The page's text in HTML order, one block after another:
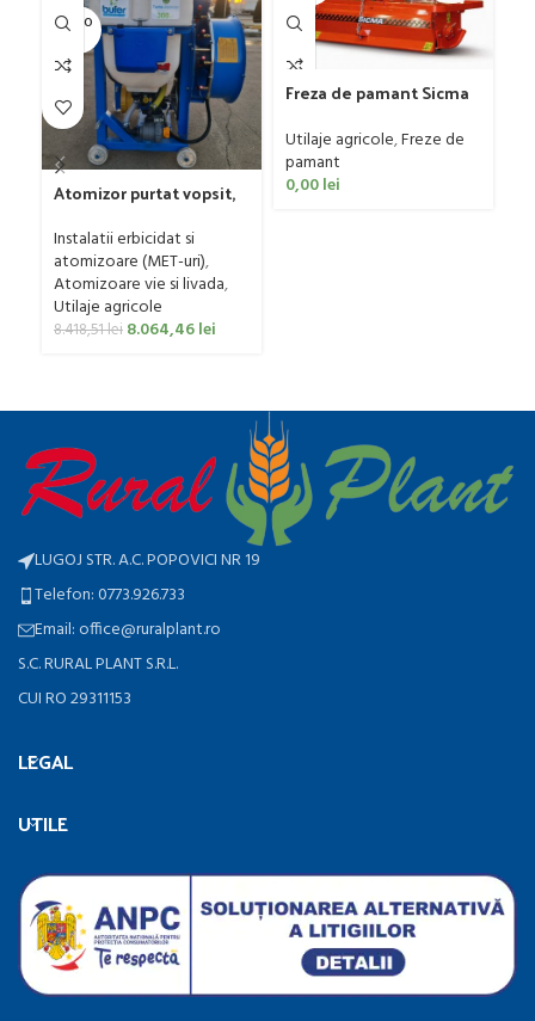
SOLD O
UT
Atomizor purtat vopsit,
Bufer, model Ronda
Clasic, 200 litri
Instalatii erbicidat si
atomizoare (MET-uri),
Atomizoare vie si livada,
Utilaje agricole
8.418,51lei 8.064,46lei
Freza de pamant Sicma
50 CP
Utilaje agricole,Freze de
pamant
0,00lei
LUGOJ STR. A.C. POPOVICI NR 19
Telefon: 0773.926.733
Email: office@ruralplant.ro
S.C. RURAL PLANT S.R.L.
CUI RO 29311153
LEGAL
UTILE